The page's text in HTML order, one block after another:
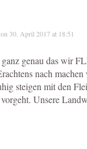
on 30. April 2017 at 18:51
genau das wir
nach
steigen mit den
Unsere